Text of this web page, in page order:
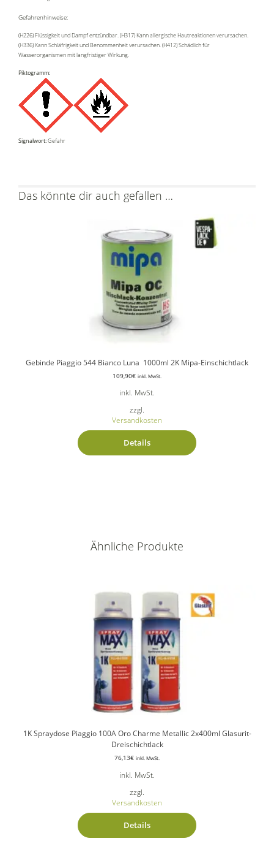
Gefahrenhinweise:
(H226) Flüssigkeit und Dampf entzündbar. (H317) Kann allergische Hautreaktionen verursachen.
(H336) Kann Schläfrigkeit und Benommenheit verursachen. (H412) Schädlich für
Wasserorganismen mit langfristiger Wirkung.
Piktogramm:
Signalwort:Gefahr
Das könnte dir auch gefallen …
Gebinde Piaggio 544 Bianco Luna 1000ml 2K Mipa-Einschichtlack
109,90€ inkl. MwSt.
inkl. MwSt.
zzgl.
Versandkosten
Details
Ähnliche Produkte
1K Spraydose Piaggio 100A Oro Charme Metallic 2x400ml Glasurit-
Dreischichtlack
76,13€ inkl. MwSt.
inkl. MwSt.
zzgl.
Versandkosten
Details